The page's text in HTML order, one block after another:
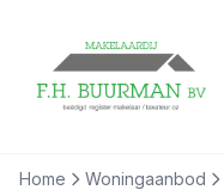
Home Woningaanbod